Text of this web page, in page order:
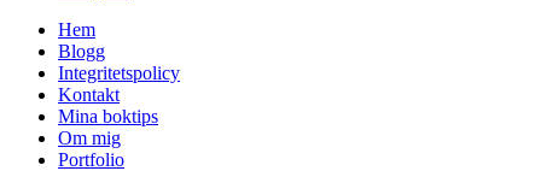
Hem
Blogg
Integritetspolicy
Kontakt
Mina boktips
Om mig
Portfolio